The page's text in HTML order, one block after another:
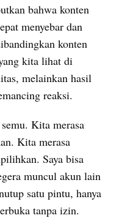
bahwa konten
menyebar dan
konten
kita lihat di
melainkan hasil
reaksi.
Kita merasa
Kita merasa
Saya bisa
muncul akun lain
satu pintu, hanya
tanpa izin.